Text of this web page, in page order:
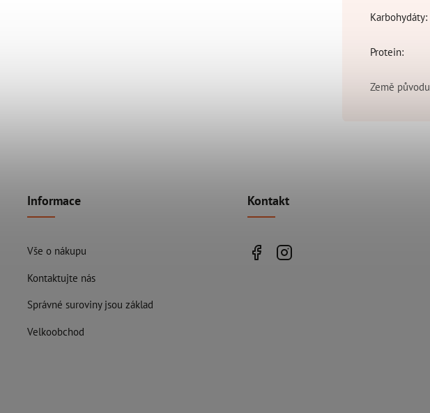
Karbohydáty:
Protein:
Země původu
Informace
Vše o nákupu
Kontaktujte nás
Správné suroviny jsou základ
Velkoobchod
Kontakt